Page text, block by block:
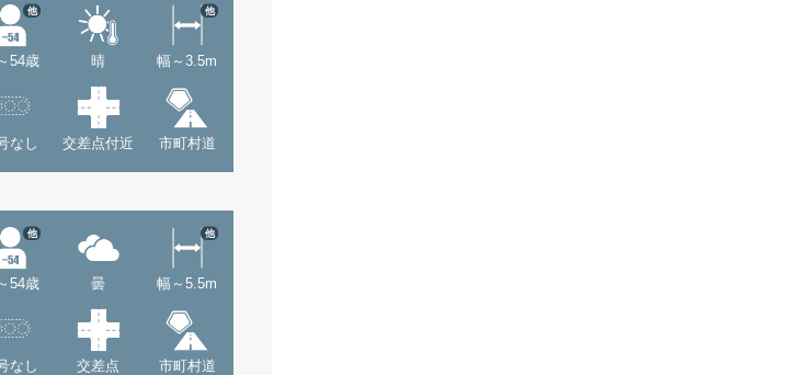
54歳
他
晴 幅～3.5m
他
なし 交差点付近 市町村道
54歳
他
曇 幅～5.5m
他
なし 交差点 市町村道